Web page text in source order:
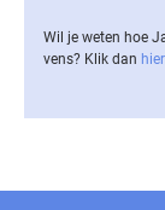
Wil je weten hoe
vens? Klik dan hier